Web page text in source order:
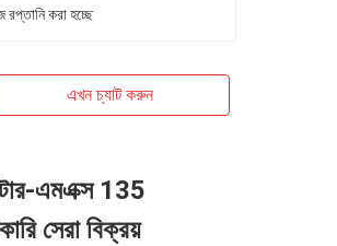
রপ্তানি করা হচ্ছে
এখন চ্যাট করুন
এমএক্স 135
সেরা বিক্রয়